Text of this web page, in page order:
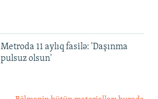
Metroda 11 aylıq fasilə: 'Daşınma
pulsuz olsun'